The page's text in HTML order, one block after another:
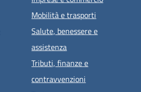
Mobilità e trasporti
Salute, benessere e
assistenza
Tributi, finanze e
contravvenzioni